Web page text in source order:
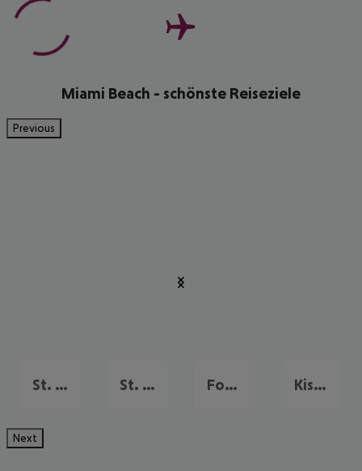
Miami Beach - schönste Reiseziele
Previous
St. Pete Beach St. Petersburg Fort Lauderdale Kissimmee
Next